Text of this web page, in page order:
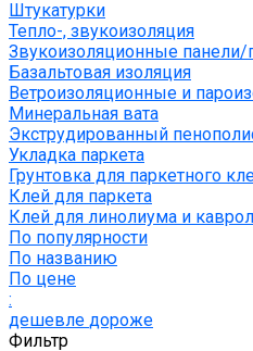
Штукатурки
Тепло-, звукоизоляция
Звукоизоляционные панели/
Базальтовая изоляция
Ветроизоляционные и
Минеральная вата
Экструдированный
Укладка паркета
Грунтовка для паркетного
Клей для паркета
Клей для линолиума и
По популярности
По названию
По цене
:
дешевле дороже
Фильтр